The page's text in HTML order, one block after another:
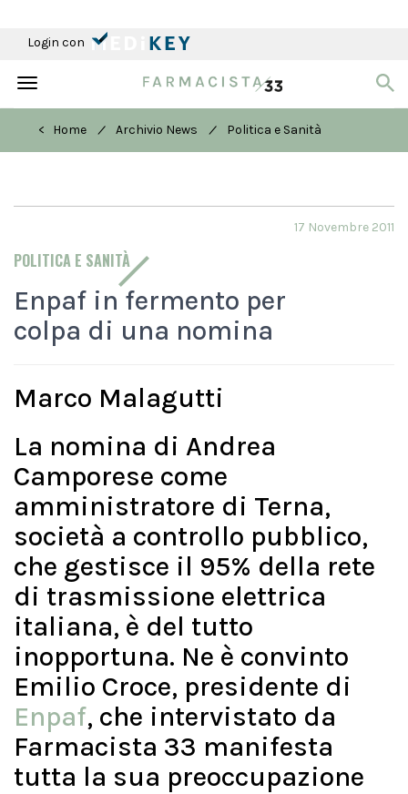
Login con
Toggle
< Home
/ Archivio News / Politica e Sanità
POLITICA E SANITÀ
17 Novembre 2011
Enpaf in fermento per
colpa di una nomina
Marco Malagutti
La nomina di Andrea
Camporese come
amministratore di Terna,
società a controllo pubblico,
che gestisce il 95% della rete
di trasmissione elettrica
italiana, è del tutto
inopportuna. Ne è convinto
Emilio Croce, presidente di
Enpaf, che intervistato da
Farmacista 33 manifesta
tutta la sua preoccupazione